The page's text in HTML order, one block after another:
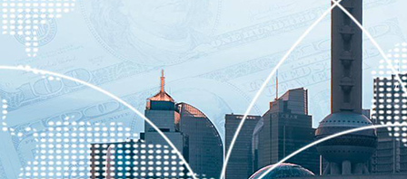
学术委员会
学会领导
组织机构
党建动态
学会动态
会员动态
经济数据
数说经济
经济运行与
产业发展